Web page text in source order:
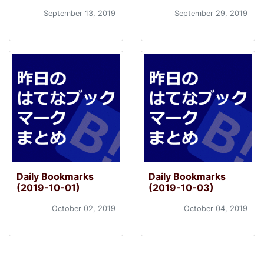
September 13, 2019 September 29, 2019
Daily Bookmarks
(2019-10-01)
October 02, 2019
Daily Bookmarks
(2019-10-03)
October 04, 2019